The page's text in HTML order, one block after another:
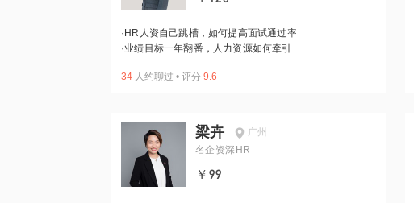
· HR人资自己跳槽，如何提高面试通过率
·业绩目标一年翻番，人力资源如何牵引
34 人约聊过 • 评分 9.6
梁卉
广州
名企资深HR
￥99